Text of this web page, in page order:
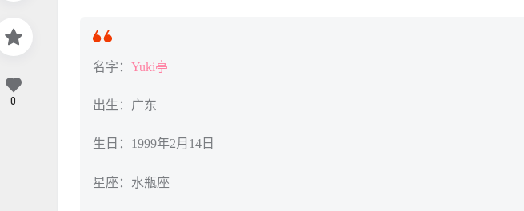
名字： Yuki亭
出生：广东
生日：1999年2月14日
星座：水瓶座
0